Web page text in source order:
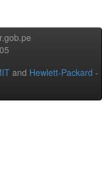
and Hewlett-Packard -